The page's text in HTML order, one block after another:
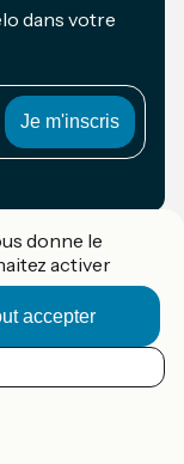
dans votre
donne le
activer
accepter